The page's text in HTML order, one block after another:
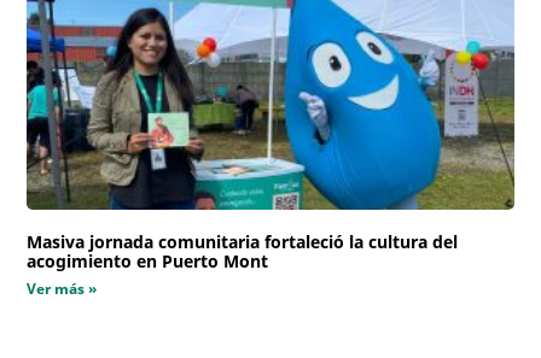
Masiva jornada comunitaria fortaleció la cultura del
acogimiento en Puerto Mont
Ver más »